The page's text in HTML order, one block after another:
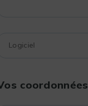
coordonnées